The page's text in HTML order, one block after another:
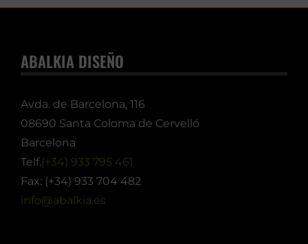
ABALKIA DISEÑO
Avda. de Barcelona, 116
08690 Santa Coloma de Cervelló
Barcelona
Telf.(+34) 933 795 461
Fax: (+34) 933 704 482
info@abalkia.es